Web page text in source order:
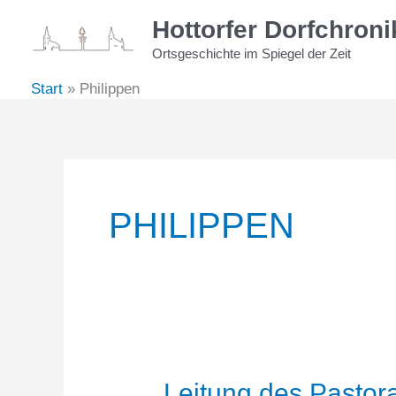
Hottorfer
Ortsgeschichte im Spiegel der Zeit
Start Philippen
PHILIPPEN